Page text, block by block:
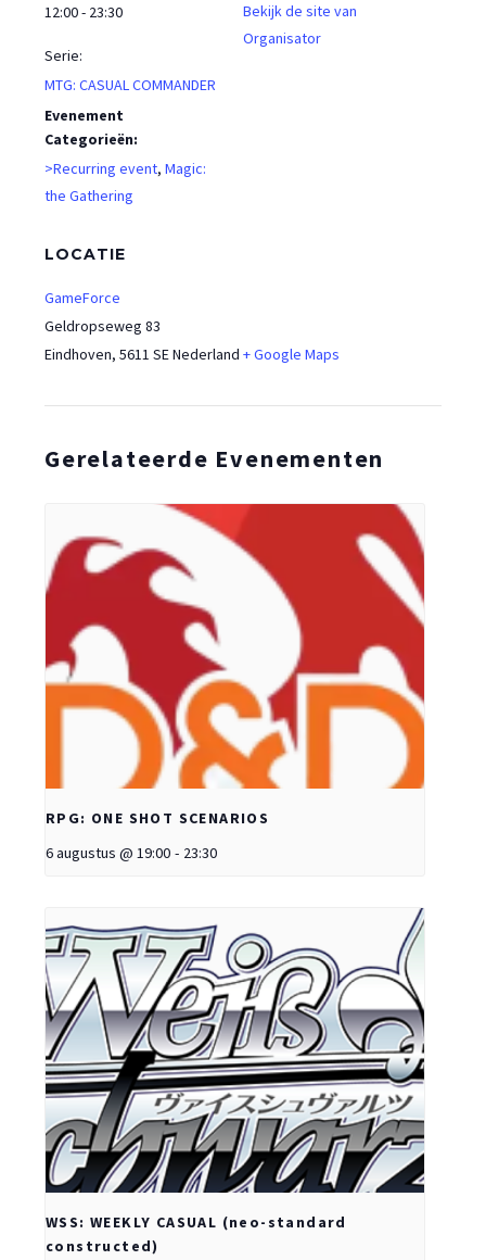
12:00 - 23:30
Serie:
MTG: CASUAL COMMANDER
Evenement
Categorieën:
>Recurring event, Magic:
the Gathering
LOCATIE
GameForce
Geldropseweg 83
Eindhoven, 5611 SENederland + Google Maps
Bekijk de site van
Organisator
Gerelateerde Evenementen
RPG: ONE SHOT SCENARIOS
6 augustus @ 19:00 - 23:30
WSS: WEEKLY CASUAL (neo-standard
constructed)